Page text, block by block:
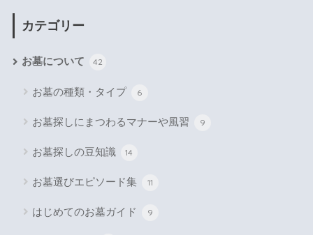
カテゴリー
お墓について 42
お墓の種類・タイプ 6
お墓探しにまつわるマナーや風習 9
お墓探しの豆知識 14
お墓選びエピソード集 11
はじめてのお墓ガイド 9